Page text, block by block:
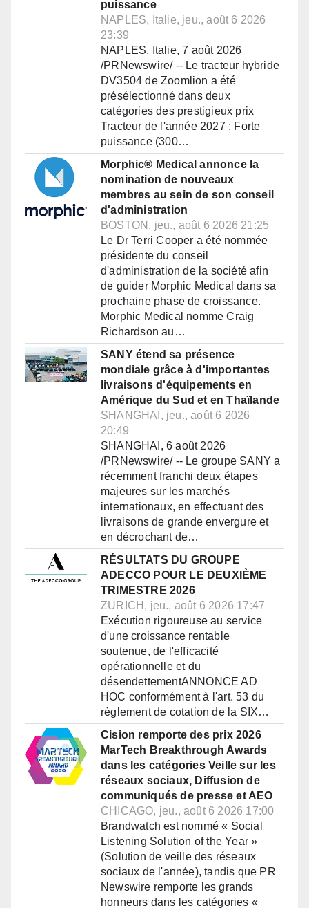
puissance
NAPLES, Italie, jeu., août 6 2026
23:39
NAPLES, Italie, 7 août 2026
/PRNewswire/ -- Le tracteur hybride
DV3504 de Zoomlion a été
présélectionné dans deux
catégories des prestigieux prix
Tracteur de l'année 2027 : Forte
puissance (300…
Morphic® Medical annonce la
nomination de nouveaux
membres au sein de son conseil
d'administration
BOSTON, jeu., août 6 2026 21:25
Le Dr Terri Cooper a été nommée
présidente du conseil
d'administration de la société afin
de guider Morphic Medical dans sa
prochaine phase de croissance.
Morphic Medical nomme Craig
Richardson au…
SANY étend sa présence
mondiale grâce à d'importantes
livraisons d'équipements en
Amérique du Sud et en Thaïlande
SHANGHAI, jeu., août 6 2026
20:49
SHANGHAI, 6 août 2026
/PRNewswire/ -- Le groupe SANY a
récemment franchi deux étapes
majeures sur les marchés
internationaux, en effectuant des
livraisons de grande envergure et
en décrochant de…
RÉSULTATS DU GROUPE
ADECCO POUR LE DEUXIÈME
TRIMESTRE 2026
ZURICH, jeu., août 6 2026 17:47
Exécution rigoureuse au service
d'une croissance rentable
soutenue, de l'efficacité
opérationnelle et du
désendettementANNONCE AD
HOC conformément à l'art. 53 du
règlement de cotation de la SIX…
Cision remporte des prix 2026
MarTech Breakthrough Awards
dans les catégories Veille sur les
réseaux sociaux, Diffusion de
communiqués de presse et AEO
CHICAGO, jeu., août 6 2026 17:00
Brandwatch est nommé « Social
Listening Solution of the Year »
(Solution de veille des réseaux
sociaux de l'année), tandis que PR
Newswire remporte les grands
honneurs dans les catégories «